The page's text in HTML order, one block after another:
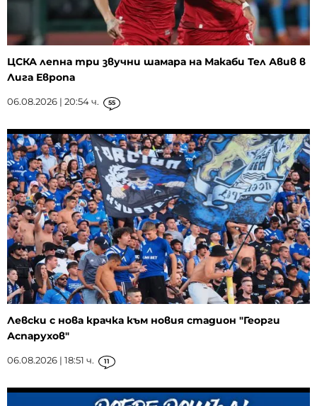
ЦСКА лепна три звучни шамара на Макаби Тел Авив в
Лига Европа
06.08.2026 | 20:54 ч. 55
Левски с нова крачка към новия стадион "Георги
Аспарухов"
06.08.2026 | 18:51 ч. 11